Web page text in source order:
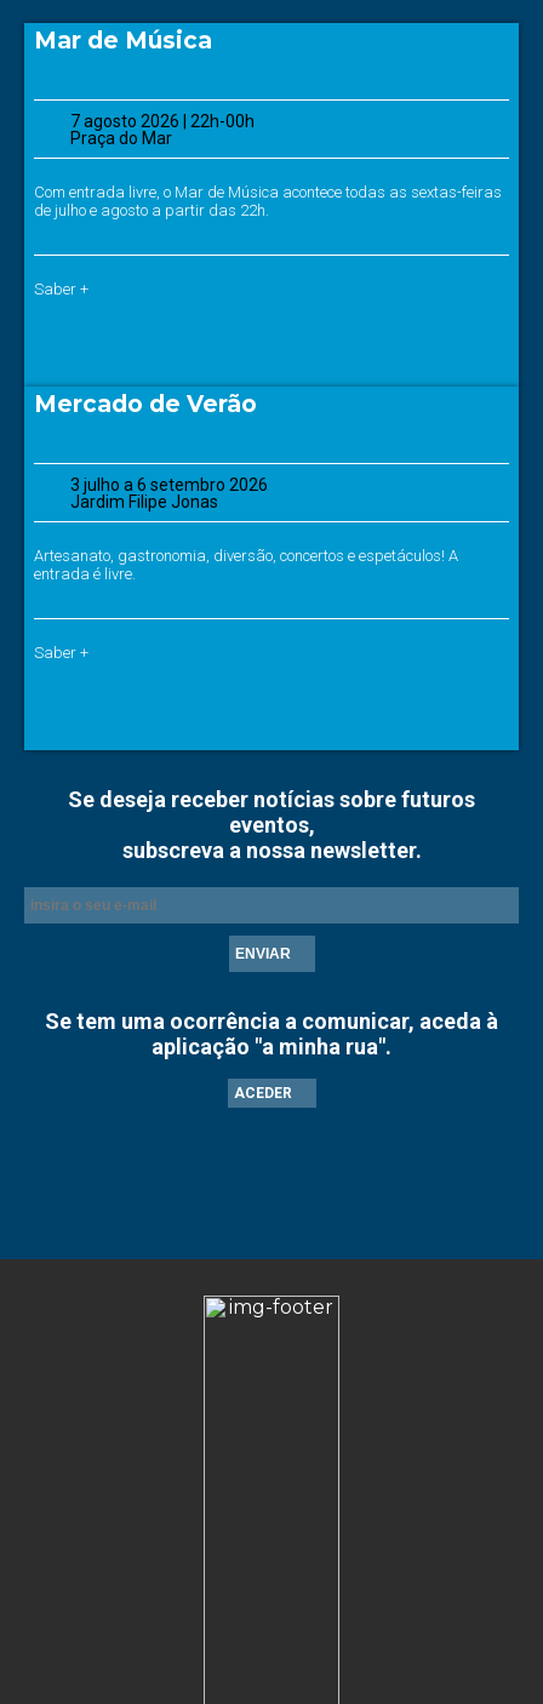
Mar de Música
7 agosto 2026 | 22h-00h
Praça do Mar
Com entrada livre, o Mar de Música acontece todas as sextas-feiras
de julho e agosto a partir das 22h.
Saber +
Mercado de Verão
3 julho a 6 setembro 2026
Jardim Filipe Jonas
Artesanato, gastronomia, diversão, concertos e espetáculos! A
entrada é livre.
Saber +
Se deseja receber notícias sobre futuros
eventos,
subscreva a nossa newsletter.
ENVIAR
Se tem uma ocorrência a comunicar, aceda à
aplicação "a minha rua".
ACEDER